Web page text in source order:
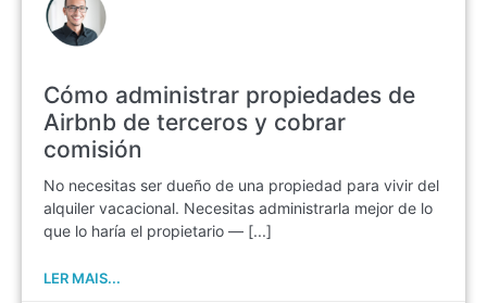
Cómo administrar propiedades de
Airbnb de terceros y cobrar
comisión
No necesitas ser dueño de una propiedad para vivir del
alquiler vacacional. Necesitas administrarla mejor de lo
que lo haría el propietario — [...]
LER MAIS...